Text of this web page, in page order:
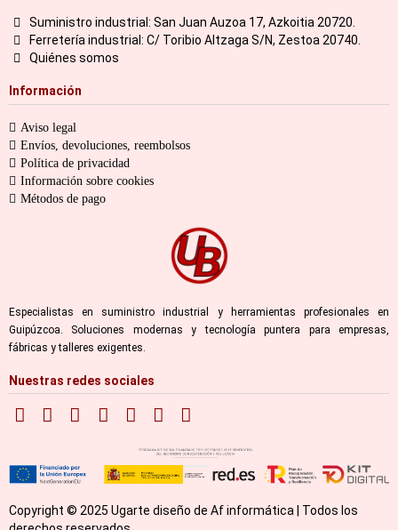
Suministro industrial: San Juan Auzoa 17, Azkoitia 20720.
Ferretería industrial: C/ Toribio Altzaga S/N, Zestoa 20740.
Quiénes somos
Información
Aviso legal
Envíos, devoluciones, reembolsos
Política de privacidad
Información sobre cookies
Métodos de pago
Especialistas en suministro industrial y herramientas profesionales en
Guipúzcoa. Soluciones modernas y tecnología puntera para empresas,
fábricas y talleres exigentes.
Nuestras redes sociales
Copyright © 2025 Ugarte diseño de Af informática | Todos los